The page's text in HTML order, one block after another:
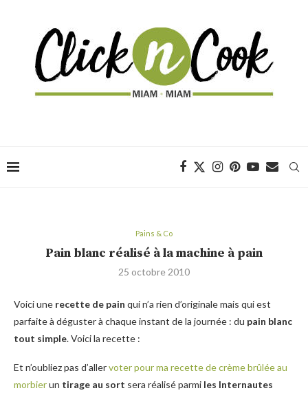
Pains & Co
Pain blanc réalisé à la machine à pain
25 octobre 2010
Voici une recette de pain qui n’a rien d’originale mais qui est
parfaite à déguster à chaque instant de la journée : du pain blanc
tout simple. Voici la recette :
Et n’oubliez pas d’allervoter pour ma recette de crème brûlée au
morbierun tirage au sort sera réalisé parmi les Internautes